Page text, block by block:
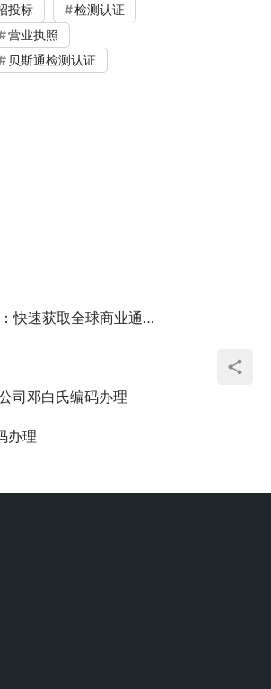
投标
检测认证
营业执照
贝斯通检测认证
速获取全球商业通行证
司邓白氏编码办理
办理